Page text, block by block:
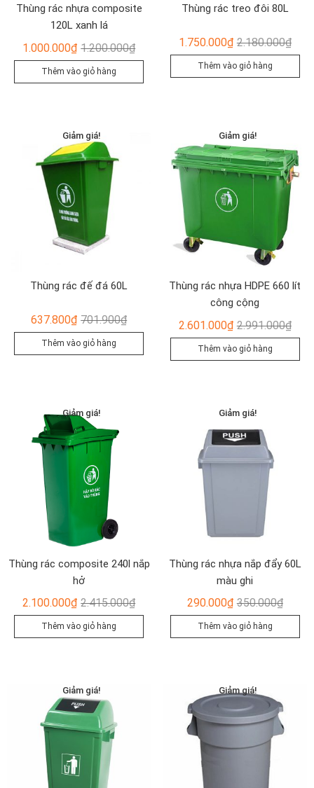
Thùng rác nhựa composite
120L xanh lá
1.200.000₫Giá
gốc
là:
1.000.000₫
Giá
hiện
tại
Thêm vào giỏ hàng
Thùng rác treo đôi 80L
2.180.000₫Giá
gốc
là:
1.750.000₫
Giá
hiện
tại
Thêm vào giỏ hàng
Giảm giá!
Thùng rác đế đá 60L
701.900₫Giá
gốc
là:
637.800₫
Giá
hiện
tại
Thêm vào giỏ hàng
Giảm giá!
Thùng rác nhựa HDPE 660 lít
công cộng
2.991.000₫Giá
gốc
là:
2.601.000₫
Giá
hiện
tại
Thêm vào giỏ hàng
Giảm giá!
Thùng rác composite 240l nắp
hở
2.415.000₫Giá
gốc
là:
2.100.000₫
Giá
hiện
tại
Thêm vào giỏ hàng
Giảm giá!
Thùng rác nhựa nắp đẩy 60L
màu ghi
350.000₫Giá
gốc
là:
290.000₫
Giá
hiện
tại
Thêm vào giỏ hàng
Giảm giá! Giảm giá!